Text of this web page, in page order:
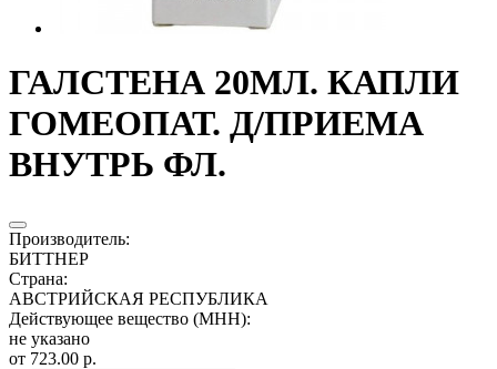
ГАЛСТЕНА 20МЛ. КАПЛИ
ГОМЕОПАТ. Д/ПРИЕМА
ВНУТРЬ ФЛ.
Производитель:
БИТТНЕР
Страна:
АВСТРИЙСКАЯ РЕСПУБЛИКА
Действующее вещество (МНН):
не указано
от 723.00 р.